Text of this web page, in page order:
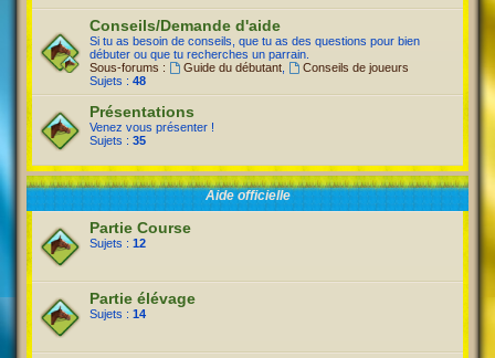
Conseils/Demande d'aide
Si tu as besoin de conseils, que tu as des questions pour bien
débuter ou que tu recherches un parrain.
Sous-forums :
Guide du débutant,
Conseils de joueurs
Sujets : 48
Présentations
Venez vous présenter !
Sujets : 35
Aide officielle
Partie Course
Sujets : 12
Partie élévage
Sujets : 14